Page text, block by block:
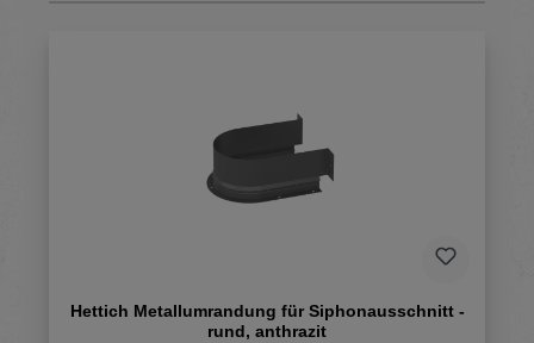
Hettich Metallumrandung für Siphonausschnitt -
rund, anthrazit